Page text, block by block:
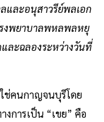
และอนุสาวรีย์พลเอก
งพยาบาลพหลพลหยุ
ละฉลองระหว่างวันที่
นกาญจนบุรีโดย
การเป็น “เขย” คือ